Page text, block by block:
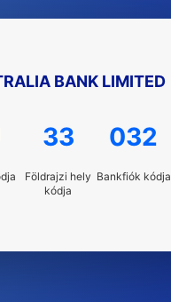
BANK LIMITED
33
Földrajzi hely
kódja
032
Bankfiók kódja